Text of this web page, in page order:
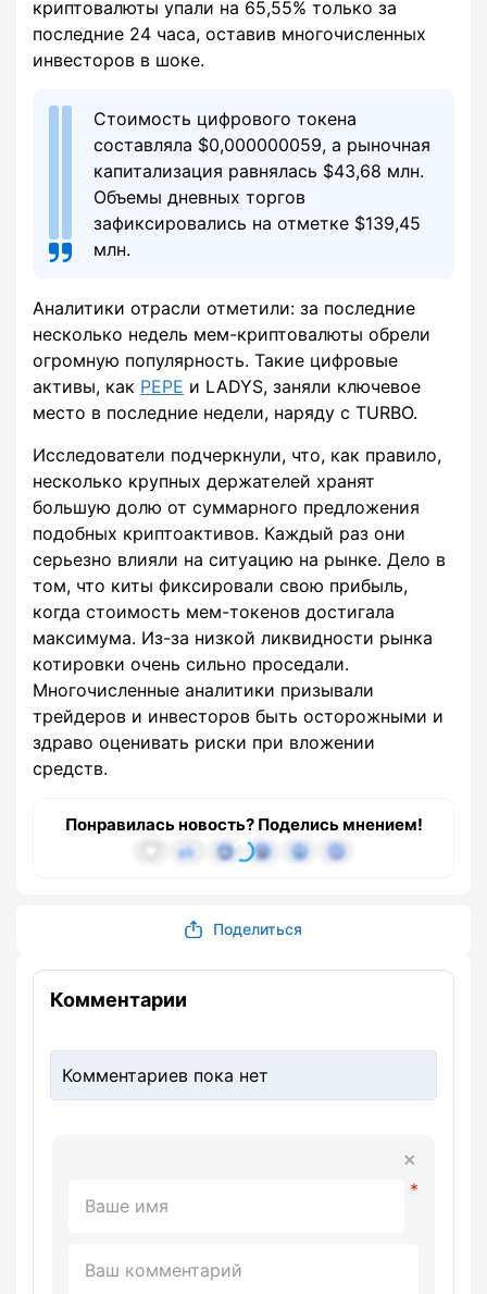
криптовалюты упали на 65,55% только за
последние 24 часа, оставив многочисленных
инвесторов в шоке.
Стоимость цифрового токена
составляла $0,000000059, а рыночная
капитализация равнялась $43,68 млн.
Объемы дневных торгов
зафиксировались на отметке $139,45
млн.
Аналитики отрасли отметили: за последние
несколько недель мем-криптовалюты обрели
огромную популярность. Такие цифровые
активы, как PEPE и LADYS, заняли ключевое
место в последние недели, наряду с TURBO.
Исследователи подчеркнули, что, как правило,
несколько крупных держателей хранят
большую долю от суммарного предложения
подобных криптоактивов. Каждый раз они
серьезно влияли на ситуацию на рынке. Дело в
том, что киты фиксировали свою прибыль,
когда стоимость мем-токенов достигала
максимума. Из-за низкой ликвидности рынка
котировки очень сильно проседали.
Многочисленные аналитики призывали
трейдеров и инвесторов быть осторожными и
здраво оценивать риски при вложении
средств.
Понравилась новость? Поделись мнением!
Поделиться
Комментарии
Комментариев пока нет